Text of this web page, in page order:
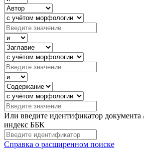
Или введите идентификатор
индекс ББК
Справка о расширенном поиске